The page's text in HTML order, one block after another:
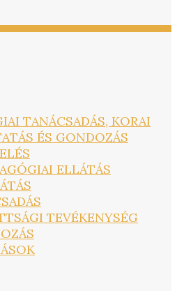
TANÁCSADÁS, KORAI
ÉS GONDOZÁS
ELLÁTÁS
TEVÉKENYSÉG